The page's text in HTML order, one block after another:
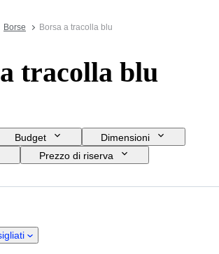
Borse Borsa a tracolla blu
tracolla blu
Budget
Dimensioni
Prezzo di riserva
Accessori inclusi